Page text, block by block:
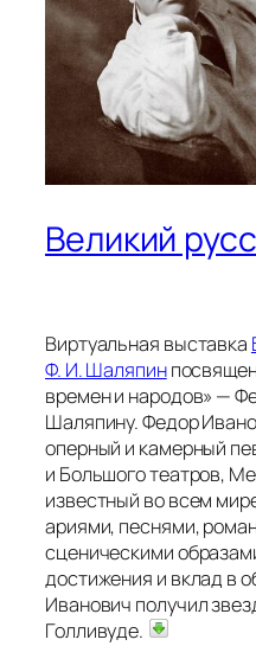
Великий
Виртуальная выставка
Ф. И. Шаляпин
времен и народов» —
Шаляпину. Федор
оперный и камерный
и Большого театров,
известный во всем
ариями, песнями,
сценическими
достижения и вклад в
Иванович получил
Голливуде.